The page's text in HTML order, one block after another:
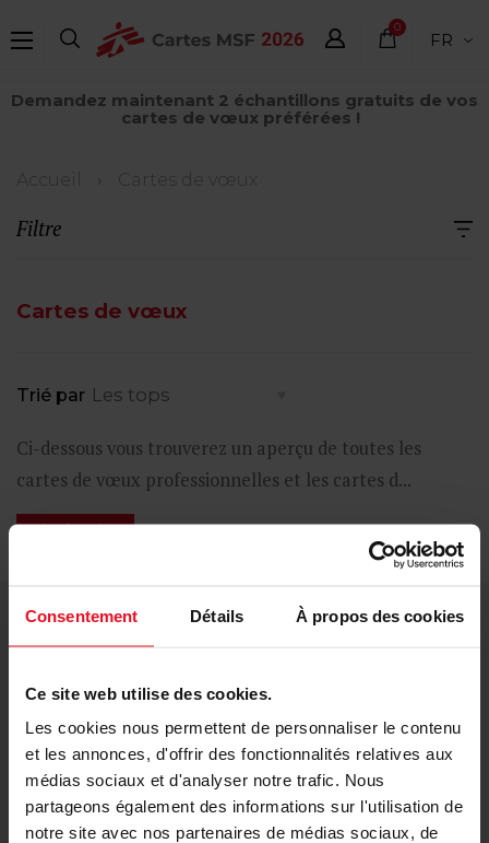
Consentement Détails À propos des cookies
Ce site web utilise des cookies.
Les cookies nous permettent de personnaliser le contenu
et les annonces, d'offrir des fonctionnalités relatives aux
médias sociaux et d'analyser notre trafic. Nous
partageons également des informations sur l'utilisation de
notre site avec nos partenaires de médias sociaux, de
au
principal
Demandez maintenant 2 échantillons gratuits de vos
cartes de vœux préférées !
0
élémentFR
Fil
Accueil Cartes de vœux
Filtre
Cartes de vœux
Trié par
Ci-dessous vous trouverez un aperçu de toutes les
cartes de vœux professionnelles et les cartes d...
Lire la suite
Inscrivez-vous à notre newsletter
Name
(translate)
Adresse
e-
mail